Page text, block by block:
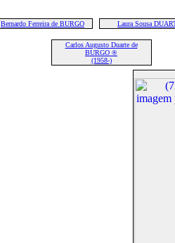
Bernardo Ferreira de BURGO Laura Sousa
Carlos Augusto Duarte de
BURGO ®
(1958-)